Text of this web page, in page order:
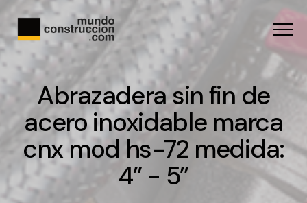
Menu
Abrazadera sin fin de
acero inoxidable marca
cnx mod hs-72 medida:
4” - 5”